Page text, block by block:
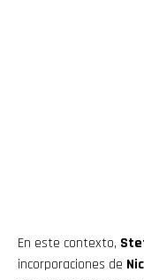
En este contexto,
incorporaciones de